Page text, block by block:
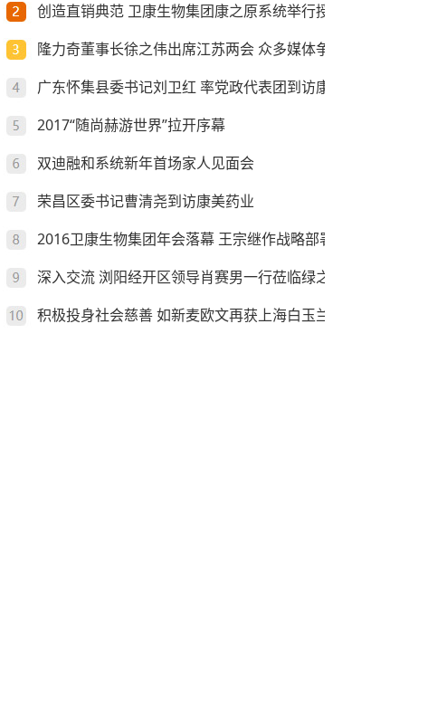
创造直销典范 卫康生物集团康之原系统举行授旗仪式
隆力奇董事长徐之伟出席江苏两会 众多媒体争相采访
广东怀集县委书记刘卫红 率党政代表团到访康美药业
2017“随尚赫游世界”拉开序幕
双迪融和系统新年首场家人见面会
荣昌区委书记曹清尧到访康美药业
2016卫康生物集团年会落幕 王宗继作战略部署
深入交流 浏阳经开区领导肖赛男一行莅临绿之韵考察
积极投身社会慈善 如新麦欧文再获上海白玉兰纪念奖